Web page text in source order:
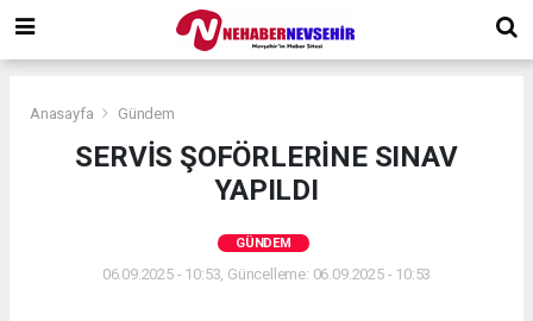
Anasayfa Gündem
SERVİS ŞOFÖRLERİNE SINAV
YAPILDI
GÜNDEM
06.09.2025 - 10:53, Güncelleme: 06.09.2025 - 10:53